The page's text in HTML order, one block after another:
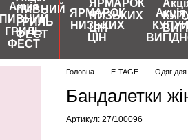
Акція
ПИВНИЙ
ГРИЛЬ
ФЕСТ
ЯРМАРОК
НИЗЬКИХ
ЦІН
Акція
КУПУЙ
Головна E-TAGE Одяг для
Бандалетки
Артикул: 27/100096